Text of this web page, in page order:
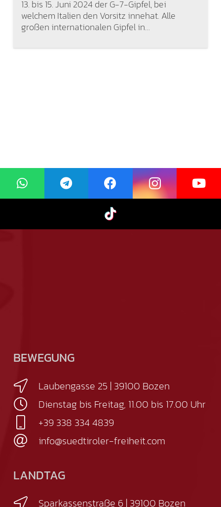
13. bis 15. Juni 2024 der G-7-Gipfel, bei
welchem Italien den Vorsitz innehat. Alle
großen internationalen Gipfel in…
BEWEGUNG
Laubengasse 25 | 39100 Bozen
Dienstag bis Freitag, 11.00 bis 17.00 Uhr
+39 338 334 4839
info@suedtiroler-freiheit.com
LANDTAG
Sparkassenstraße 6 | 39100 Bozen